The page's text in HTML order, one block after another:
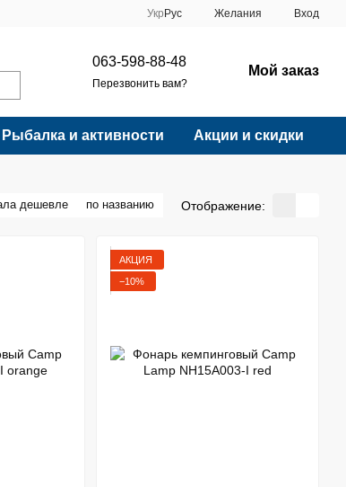
Укр Рус Желания Вход
063-598-88-48
Перезвонить вам?
Мой заказ
Рыбалка и активности Акции и скидки
дешевле по названию Отображение:
АКЦИЯ
−10%